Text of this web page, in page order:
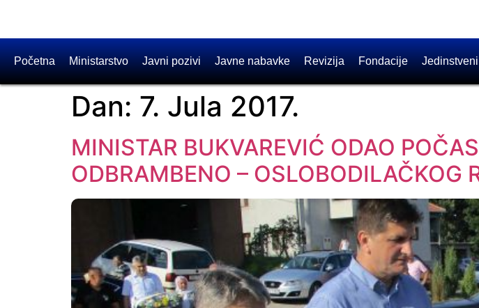
Početna Ministarstvo Javni pozivi Javne nabavke Revizija Fondacije
Dan: 7. Jula 2017.
MINISTAR BUKVAREVIĆ ODAO
ODBRAMBENO – OSLOBODILAČKOG